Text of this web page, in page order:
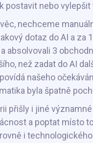
postavit nebo
nechceme
dotaz do AI a
absolvovali 3
než zadat do AI
našeho
byla špatně
přišly i jiné
a poptat místo
i